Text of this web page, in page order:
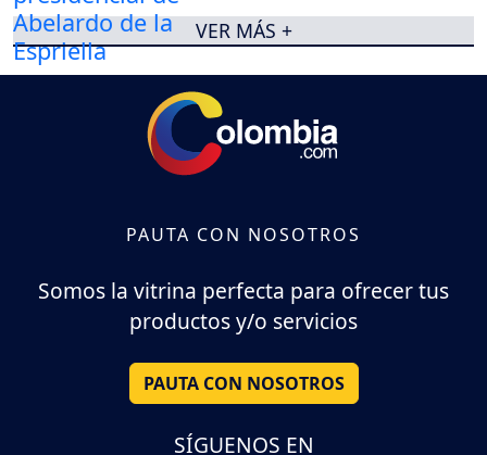
VER MÁS +
PAUTA CON NOSOTROS
Somos la vitrina perfecta para ofrecer tus
productos y/o servicios
PAUTA CON NOSOTROS
SÍGUENOS EN